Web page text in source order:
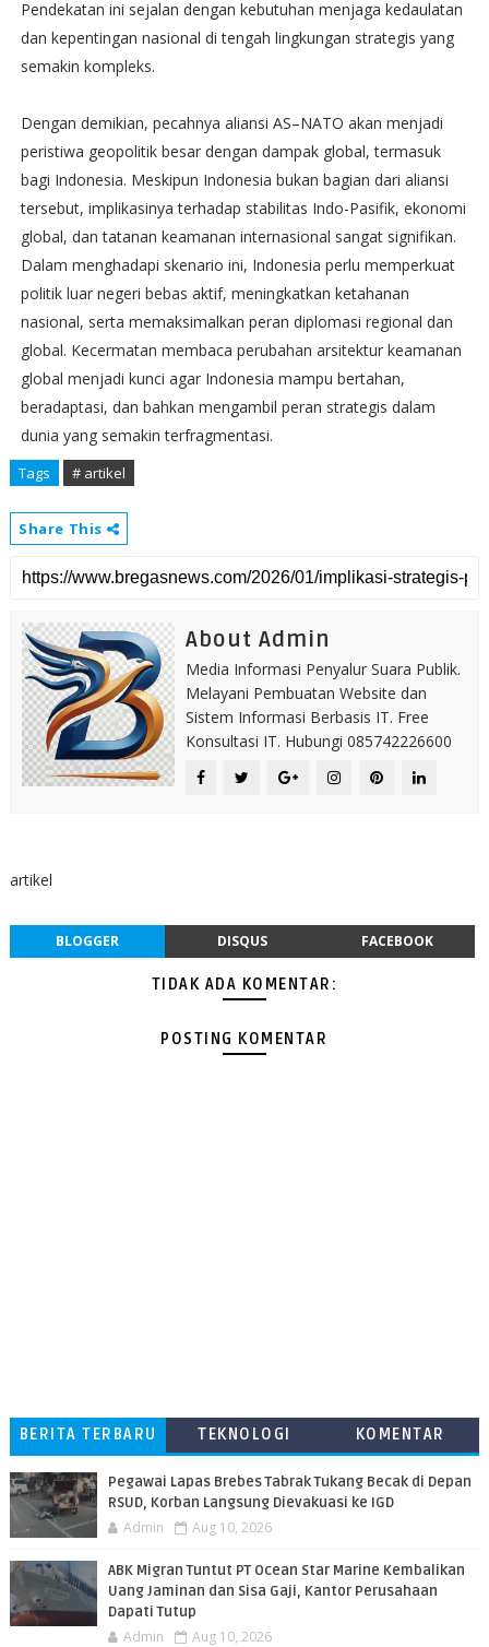
Pendekatan ini sejalan dengan kebutuhan menjaga kedaulatan
dan kepentingan nasional di tengah lingkungan strategis yang
semakin kompleks.
Dengan demikian, pecahnya aliansi AS–NATO akan menjadi
peristiwa geopolitik besar dengan dampak global, termasuk
bagi Indonesia. Meskipun Indonesia bukan bagian dari aliansi
tersebut, implikasinya terhadap stabilitas Indo-Pasifik, ekonomi
global, dan tatanan keamanan internasional sangat signifikan.
Dalam menghadapi skenario ini, Indonesia perlu memperkuat
politik luar negeri bebas aktif, meningkatkan ketahanan
nasional, serta memaksimalkan peran diplomasi regional dan
global. Kecermatan membaca perubahan arsitektur keamanan
global menjadi kunci agar Indonesia mampu bertahan,
beradaptasi, dan bahkan mengambil peran strategis dalam
dunia yang semakin terfragmentasi.
Tags # artikel
Share This
About Admin
Media Informasi Penyalur Suara Publik.
Melayani Pembuatan Website dan
Sistem Informasi Berbasis IT. Free
Konsultasi IT. Hubungi 085742226600
artikel
BLOGGER DISQUS FACEBOOK
TIDAK ADA KOMENTAR:
POSTING KOMENTAR
BERITA TERBARU TEKNOLOGI
KOMENTAR
Pegawai Lapas Brebes Tabrak Tukang Becak di Depan
RSUD, Korban Langsung Dievakuasi ke IGD
Admin Aug 10, 2026
ABK Migran Tuntut PT Ocean Star Marine Kembalikan
Uang Jaminan dan Sisa Gaji, Kantor Perusahaan
Dapati Tutup
Admin Aug 10, 2026